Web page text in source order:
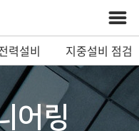
력설비
단 시스템
지중설비 점검
및 안전장비
어링